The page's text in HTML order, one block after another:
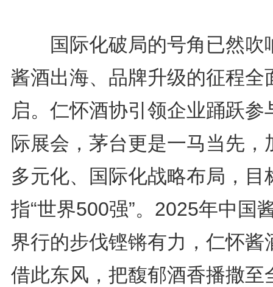
国际化破局的号角已然吹
酱酒出海、品牌升级的征程全
启。仁怀酒协引领企业踊跃参
际展会，茅台更是一马当先，
多元化、国际化战略布局，目
指“世界500强”。2025年中国
界行的步伐铿锵有力，仁怀酱
借此东风，把馥郁酒香播撒至